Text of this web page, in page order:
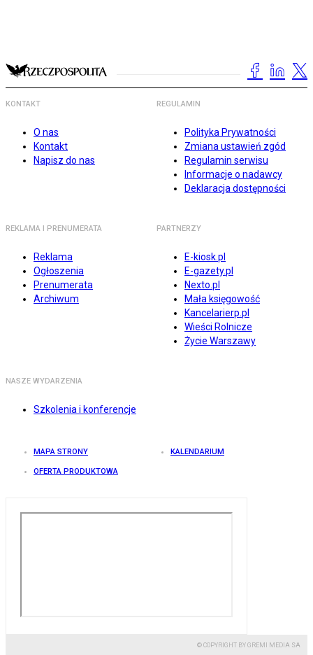
KONTAKT
O nas
Kontakt
Napisz do nas
REGULAMIN
Polityka Prywatności
Zmiana ustawień zgód
Regulamin serwisu
Informacje o nadawcy
Deklaracja dostępności
REKLAMA I PRENUMERATA
Reklama
Ogłoszenia
Prenumerata
Archiwum
PARTNERZY
E-kiosk.pl
E-gazety.pl
Nexto.pl
Mała księgowość
Kancelarierp.pl
Wieści Rolnicze
Życie Warszawy
NASZE WYDARZENIA
Szkolenia i konferencje
MAPA STRONY KALENDARIUM
OFERTA PRODUKTOWA
© COPYRIGHT BY GREMI MEDIA SA